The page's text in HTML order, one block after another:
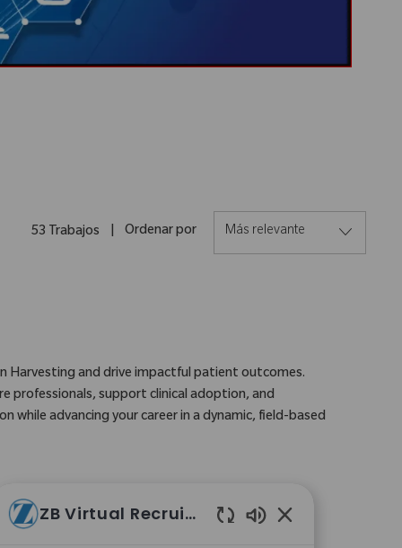
53 Trabajos Ordenar por
Harvesting and drive impactful patient outcomes.
professionals, support clinical adoption, and
while advancing your career in a dynamic, field-based
Kärnten, Burgenland (Süd-
ZB Virtual Recruiter